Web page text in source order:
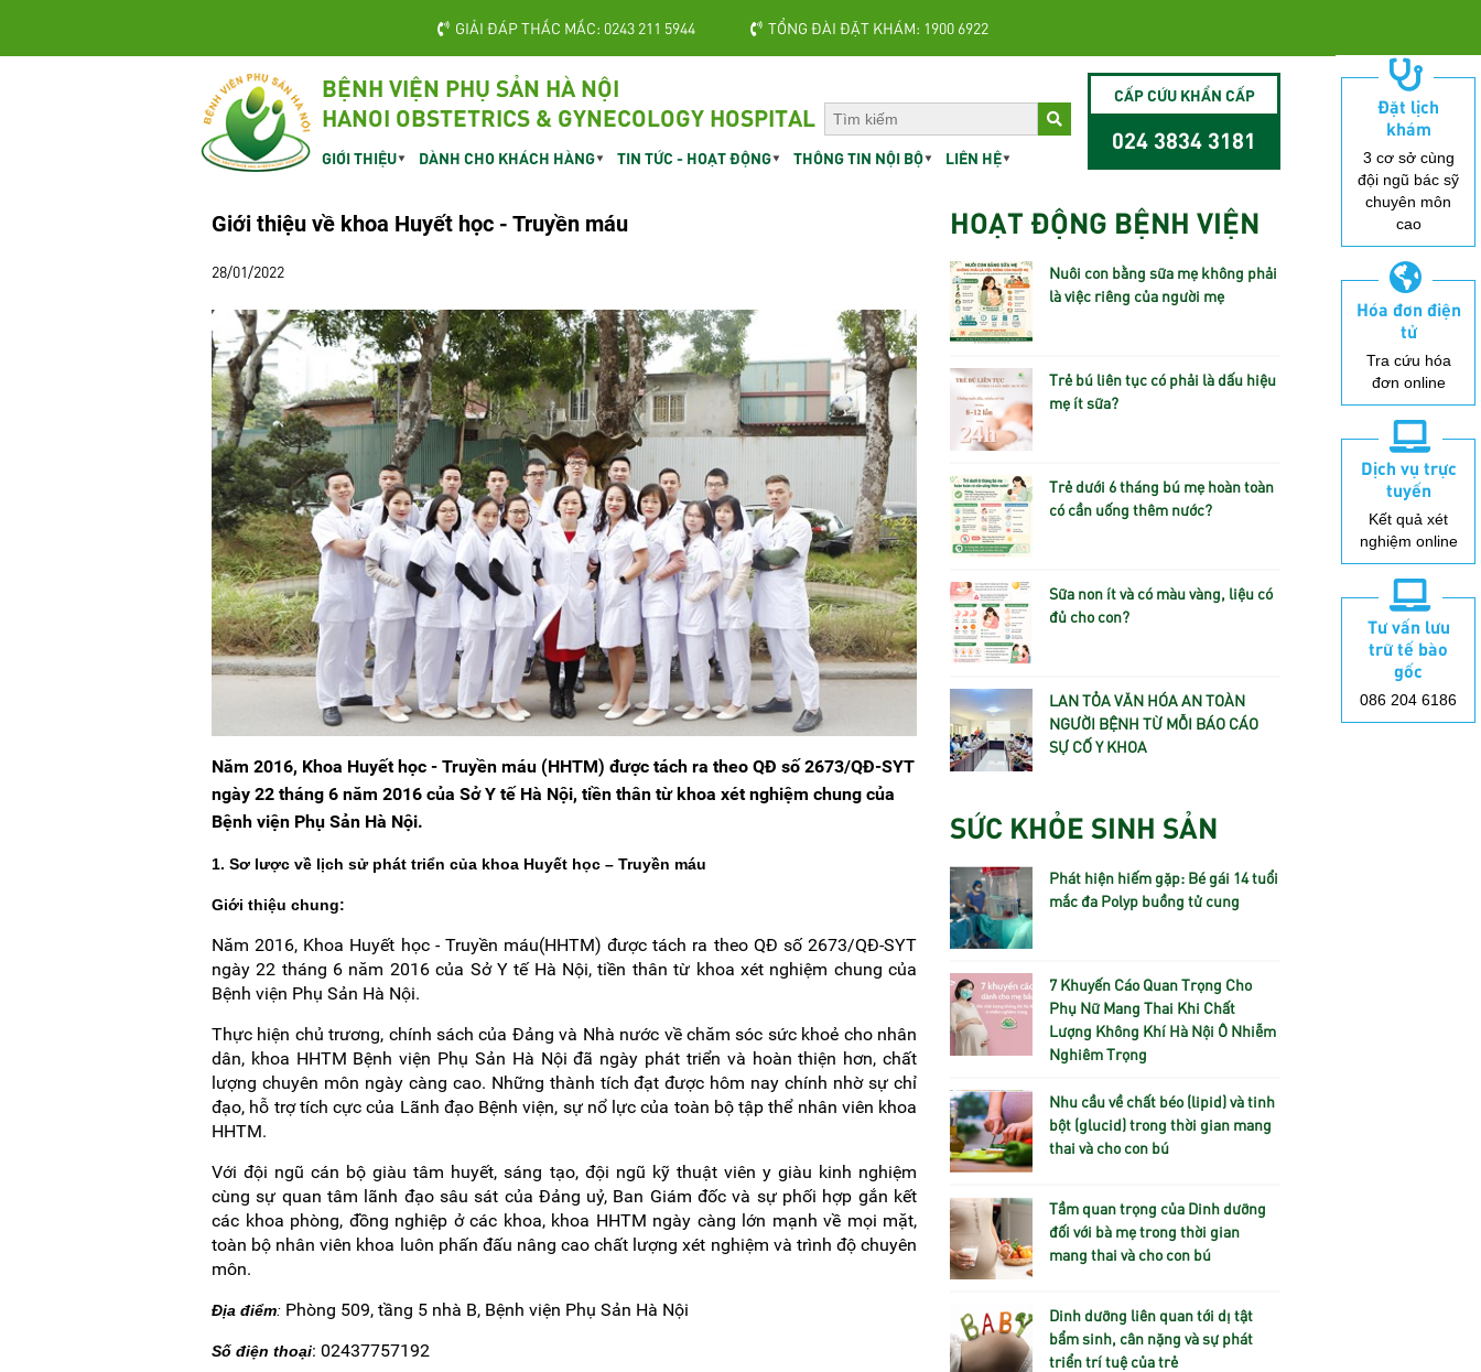
GIẢI ĐÁP THẮC MẮC: 0243 211 5944 TỔNG ĐÀI ĐẶT KHÁM: 1900 6922
BỆNH VIỆN PHỤ SẢN HÀ NỘI
HANOI OBSTETRICS & GYNECOLOGY HOSPITAL
GIỚI THIỆU DÀNH CHO KHÁCH HÀNG TIN TỨC - HOẠT ĐỘNG THÔNG TIN NỘI BỘ LIÊN HỆ
CẤP CỨU KHẨN CẤP
024 3834 3181
Giới thiệu về khoa Huyết học - Truyền máu
28/01/2022
Năm 2016, Khoa Huyết học - Truyền máu (HHTM) được tách ra theo QĐ số 2673/QĐ-SYT
ngày 22 tháng 6 năm 2016 của Sở Y tế Hà Nội, tiền thân từ khoa xét nghiệm chung của
Bệnh viện Phụ Sản Hà Nội.
1. Sơ lược về lịch sử phát triển của khoa Huyết học – Truyền máu
Giới thiệu chung:
Năm 2016, Khoa Huyết học - Truyền máu(HHTM) được tách ra theo QĐ số 2673/QĐ-SYT
ngày 22 tháng 6 năm 2016 của Sở Y tế Hà Nội, tiền thân từ khoa xét nghiệm chung của
Bệnh viện Phụ Sản Hà Nội.
Thực hiện chủ trương, chính sách của Đảng và Nhà nước về chăm sóc sức khoẻ cho nhân
dân, khoa HHTM Bệnh viện Phụ Sản Hà Nội đã ngày phát triển và hoàn thiện hơn, chất
lượng chuyên môn ngày càng cao. Những thành tích đạt được hôm nay chính nhờ sự chỉ
đạo, hỗ trợ tích cực của Lãnh đạo Bệnh viện, sự nổ lực của toàn bộ tập thể nhân viên khoa
HHTM.
Với đội ngũ cán bộ giàu tâm huyết, sáng tạo, đội ngũ kỹ thuật viên y giàu kinh nghiệm
cùng sự quan tâm lãnh đạo sâu sát của Đảng uỷ, Ban Giám đốc và sự phối hợp gắn kết
các khoa phòng, đồng nghiệp ở các khoa, khoa HHTM ngày càng lớn mạnh về mọi mặt,
toàn bộ nhân viên khoa luôn phấn đấu nâng cao chất lượng xét nghiệm và trình độ chuyên
môn.
Địa điểm: Phòng 509, tầng 5 nhà B, Bệnh viện Phụ Sản Hà Nội
Số điện thoại: 02437757192
HOẠT ĐỘNG BỆNH VIỆN
Nuôi con bằng sữa mẹ không phải
là việc riêng của người mẹ
Trẻ bú liên tục có phải là dấu hiệu
mẹ ít sữa?
Trẻ dưới 6 tháng bú mẹ hoàn toàn
có cần uống thêm nước?
Sữa non ít và có màu vàng, liệu có
đủ cho con?
LAN TỎA VĂN HÓA AN TOÀN
NGƯỜI BỆNH TỪ MỖI BÁO CÁO
SỰ CỐ Y KHOA
SỨC KHỎE SINH SẢN
Phát hiện hiếm gặp: Bé gái 14 tuổi
mắc đa Polyp buồng tử cung
7 Khuyến Cáo Quan Trọng Cho
Phụ Nữ Mang Thai Khi Chất
Lượng Không Khí Hà Nội Ô Nhiễm
Nghiêm Trọng
Nhu cầu về chất béo (lipid) và tinh
bột (glucid) trong thời gian mang
thai và cho con bú
Tầm quan trọng của Dinh dưỡng
đối với bà mẹ trong thời gian
mang thai và cho con bú
Dinh dưỡng liên quan tới dị tật
bẩm sinh, cân nặng và sự phát
triển trí tuệ của trẻ
Đặt lịch
khám
3 cơ sở cùng
đội ngũ bác sỹ
chuyên môn
cao
Hóa đơn điện
tử
Tra cứu hóa
đơn online
Dịch vụ trực
tuyến
Kết quả xét
nghiệm online
Tư vấn lưu
trữ tế bào
gốc
086 204 6186